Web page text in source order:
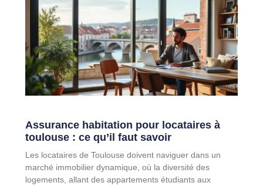
Assurance habitation pour locataires à
toulouse : ce qu’il faut savoir
Les locataires de Toulouse doivent naviguer dans un
marché immobilier dynamique, où la diversité des
logements, allant des appartements étudiants aux